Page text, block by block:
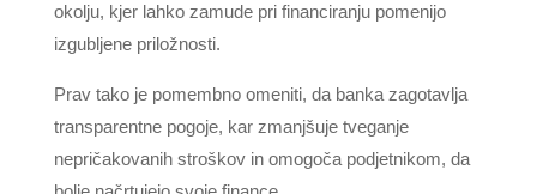
okolju, kjer lahko zamude pri financiranju pomenijo
izgubljene priložnosti.
Prav tako je pomembno omeniti, da banka zagotavlja
transparentne pogoje, kar zmanjšuje tveganje
nepričakovanih stroškov in omogoča podjetnikom, da